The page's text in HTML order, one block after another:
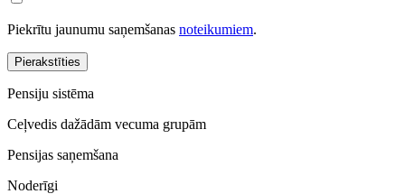
Piekrītu jaunumu saņemšanas noteikumiem.
Pierakstīties
Pensiju sistēma
Ceļvedis dažādām vecuma grupām
Pensijas saņemšana
Noderīgi